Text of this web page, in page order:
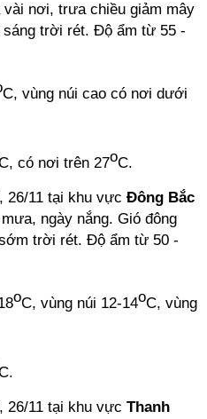
nơi, trưa chiều giảm mây
trời rét. Độ ẩm từ 55 -
C, vùng núi cao có nơi dưới
có nơi trên 27oC.
, 26/11 tại khu vực Đông Bắc
ngày nắng. Gió đông
trời rét. Độ ẩm từ 50 -
oC, vùng núi 12-14oC, vùng
, 26/11 tại khu vực Thanh